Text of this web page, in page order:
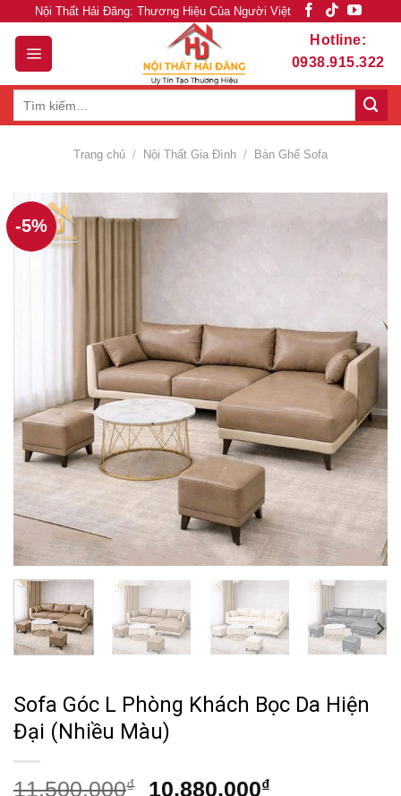
content
Nội Thất Hải Đăng: Thương Hiệu Của Người Việt
Hotline:
0938.915.322
Trang chủ / Nội Thất Gia Đình / Bàn Ghế Sofa
-5%
Sofa Góc L Phòng Khách Bọc Da Hiện
Đại (Nhiều Màu)
11,500,000₫
Giá
10,880,000₫Giá